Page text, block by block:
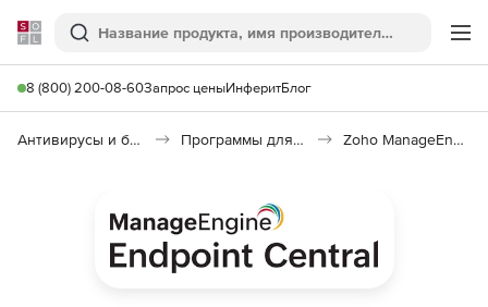
Softline
Поиск
8 (800) 200-08-60Запрос ценыИнферитБлог
Антивирусы и безопасность Программы для защиты информации Zoho ManageEngine Endpoint Central